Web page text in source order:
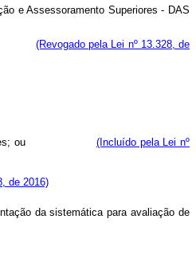
e Assessoramento Superiores - DAS
(Revogado pela Lei nº 13.328, de
ou entidades; ou (Incluído pela Lei nº
de 2016)
da sistemática para avaliação de